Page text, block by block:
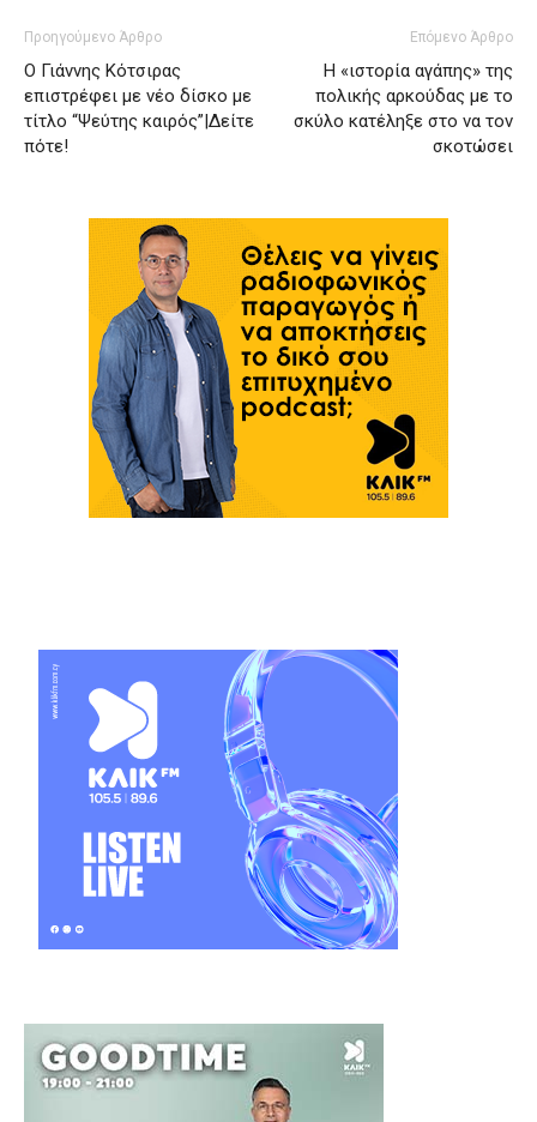
Προηγούμενο Άρθρο
Ο Γιάννης Κότσιρας
επιστρέφει με νέο δίσκο με
τίτλο “Ψεύτης καιρός”|Δείτε
πότε!
Επόμενο Άρθρο
Η «ιστορία αγάπης» της
πολικής αρκούδας με το
σκύλο κατέληξε στο να τον
σκοτώσει